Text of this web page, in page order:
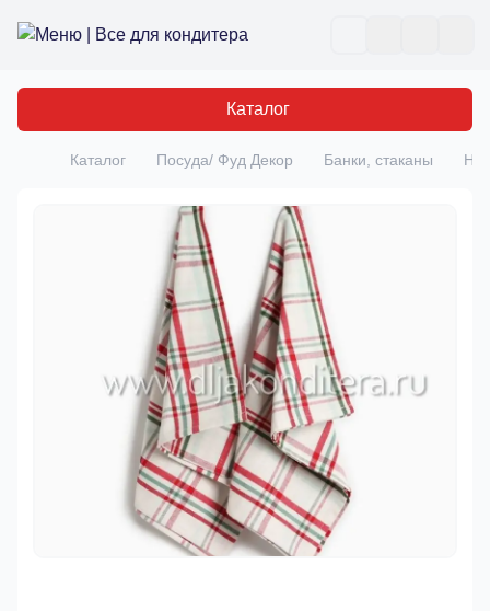
Все для кондитера
Каталог
Главная
Каталог Посуда/ Фуд Декор Банки, стаканы